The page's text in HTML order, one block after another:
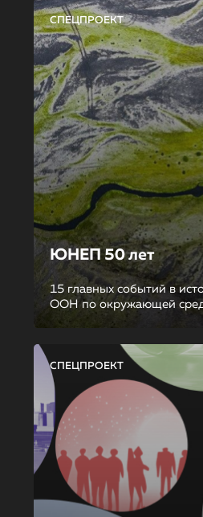
СПЕЦПРОЕКТ
ЮНЕП 50 лет
15 главных событий в
ООН по окружающей
СПЕЦПРОЕКТ